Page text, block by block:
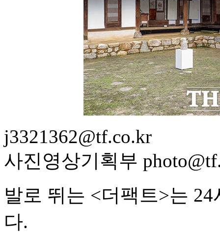
j3321362@tf.co.kr
사진영상기획부
발로 뛰는 <더팩트>는
다.